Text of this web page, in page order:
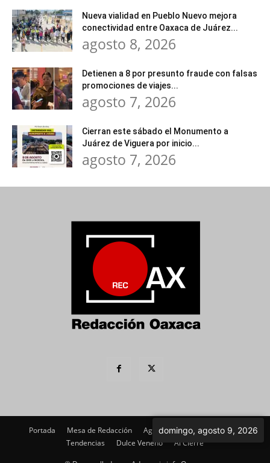
Nueva vialidad en Pueblo Nuevo mejora
conectividad entre Oaxaca de Juárez...
agosto 8, 2026
Detienen a 8 por presunto fraude con falsas
promociones de viajes...
agosto 7, 2026
Cierran este sábado el Monumento a
Juárez de Viguera por inicio...
agosto 7, 2026
Portada Mesa de Redacción Agenda Política
Imagen
Tendencias
Dulce Veneno Al Cierre
domingo, agosto 9, 2026